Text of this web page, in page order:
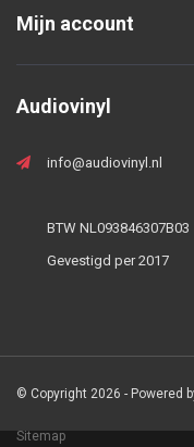
Mijn account
Audiovinyl
info@audiovinyl.nl
BTW NL093846307B03
Gevestigd per 2017
© Copyright 2026 - Powered
Sitemap